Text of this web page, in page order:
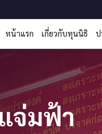
หน้าแรก เกี่ยวกับทุนนิธิ
จ่มฟ้า